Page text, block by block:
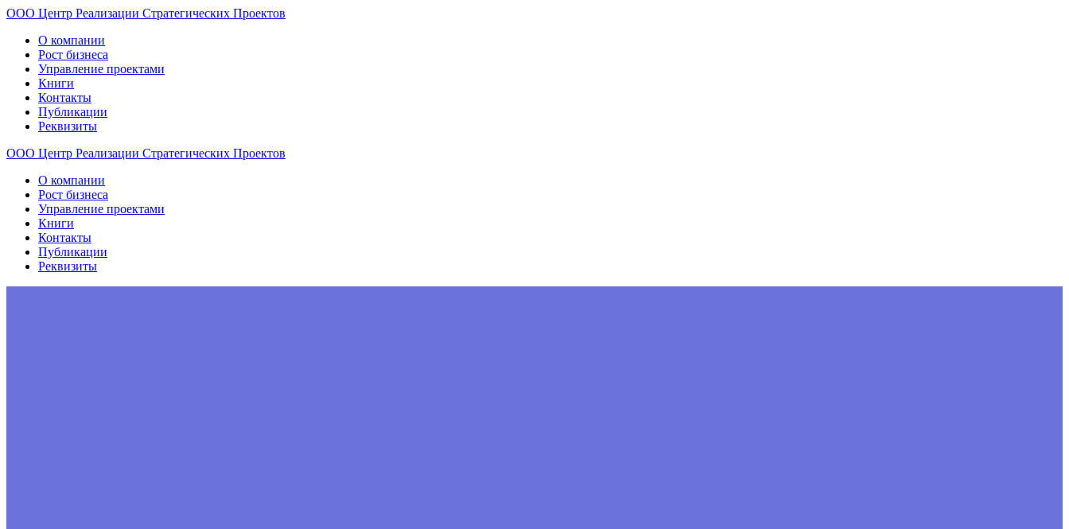
ООО Центр Реализации Стратегических Проектов
О компании
Рост бизнеса
Управление проектами
Книги
Контакты
Публикации
Реквизиты
ООО Центр Реализации Стратегических Проектов
О компании
Рост бизнеса
Управление проектами
Книги
Контакты
Публикации
Реквизиты